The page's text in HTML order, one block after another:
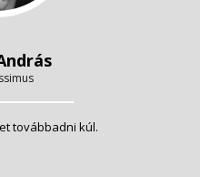
továbbadni kúl.